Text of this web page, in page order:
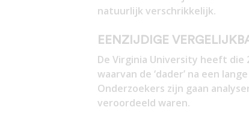
natuurlijk verschrikkelijk.
EENZIJDIGE
De Virginia University heeft die
waarvan de ‘dader’ na een
Onderzoekers zijn gaan
veroordeeld waren.